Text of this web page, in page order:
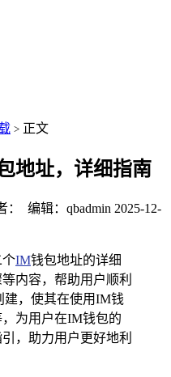
> 正文
地址，详细指南
： 编辑：qbadmin 2025-12-
个IM钱包地址的详细
内容，帮助用户顺利
，使其在使用IM钱
为用户在IM钱包的
，助力用户更好地利